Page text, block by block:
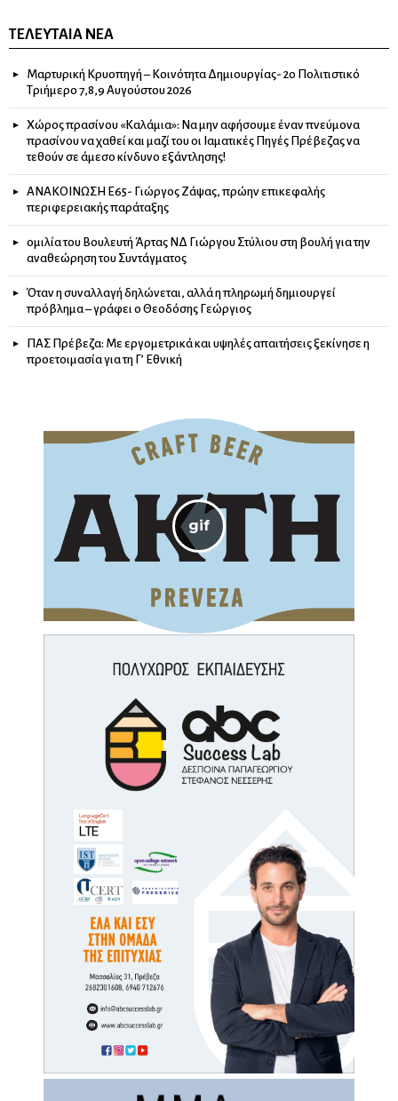
ΤΕΛΕΥΤΑΊΑ ΝΈΑ
Μαρτυρική Κρυοπηγή – Κοινότητα Δημιουργίας- 2ο Πολιτιστικό
Τριήμερο 7,8,9 Αυγούστου 2026
Χώρος πρασίνου «Καλάμια»: Να μην αφήσουμε έναν πνεύμονα
πρασίνου να χαθεί και μαζί του οι Ιαματικές Πηγές Πρέβεζας να
τεθούν σε άμεσο κίνδυνο εξάντλησης!
ΑΝΑΚΟΙΝΩΣΗ Ε65- Γιώργος Ζάψας, πρώην επικεφαλής
περιφερειακής παράταξης
ομιλία του Βουλευτή Άρτας ΝΔ Γιώργου Στύλιου στη βουλή για την
αναθεώρηση του Συντάγματος
Όταν η συναλλαγή δηλώνεται, αλλά η πληρωμή δημιουργεί
πρόβλημα – γράφει ο Θεοδόσης Γεώργιος
ΠΑΣ Πρέβεζα: Με εργομετρικά και υψηλές απαιτήσεις ξεκίνησε η
προετοιμασία για τη Γ’ Εθνική